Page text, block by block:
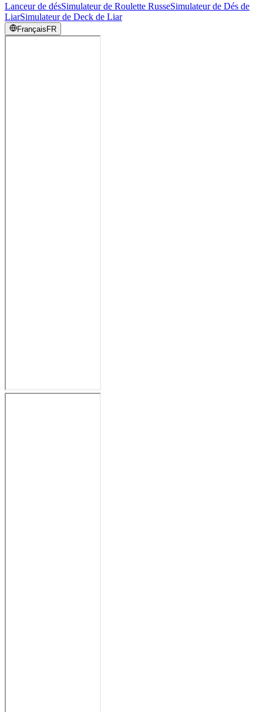
Lanceur de désSimulateur de Roulette RusseSimulateur de Dés de
LiarSimulateur de Deck de Liar
Français FR